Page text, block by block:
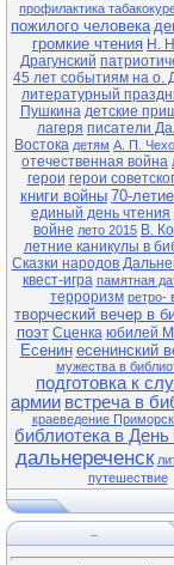
профилактика
пожилого человека
громкие чтения Н.
Драгунский
45 лет событиям на о.
литературный
Пушкина детские
лагеря писатели
Востока детям А. П.
отечественная война
герои герои
книги войны 70-
единый день чтения
войне лето 2015 В.
летние каникулы в
Сказки народов
квест-игра памятная
терроризм ретро-
творческий вечер в
поэт Сценка юбилей
Есенин есенинский
мужества в
подготовка к
армии встреча в
краеведение
библиотека в
дальнереченск
путешествие
...